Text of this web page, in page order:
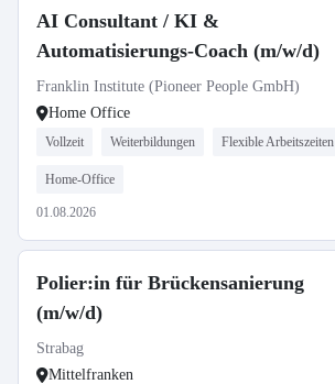
AI Consultant / KI &
Automatisierungs-Coach (m/w/d)
Franklin Institute (Pioneer People GmbH)
Home Office
Vollzeit Weiterbildungen Flexible Arbeitszeiten
Home-Office
01.08.2026
Polier:in für Brückensanierung
(m/w/d)
Strabag
Mittelfranken